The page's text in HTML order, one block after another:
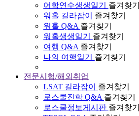
어학연수생생일기
즐겨찾기
워홀 길라잡이
즐겨찾기
워홀 Q&A 즐겨찾기
워홀생생일기
즐겨찾기
여행 Q&A 즐겨찾기
나의 여행일기
즐겨찾기
전문시험/해외취업
LSAT 길라잡이
즐겨찾기
로스쿨진학 Q&A 즐겨찾기
로스쿨정보게시판 즐겨찾기